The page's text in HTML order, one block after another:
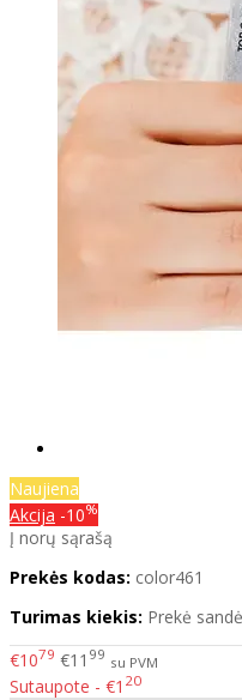
Naujiena
Akcija -10%
Į norų sąrašą
Prekės kodas: color461
Turimas kiekis: Prekė
€1079 €11 99 su PVM
Sutaupote - €1 20